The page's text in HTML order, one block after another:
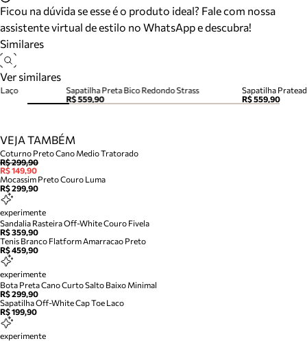
Ficou na dúvida se esse é o produto ideal? Fale com nossa
assistente virtual de estilo no WhatsApp e descubra!
Similares
Ver similares
Sapatilha Preta Bico Redondo Strass
R$ 559,90
Sapatilha
R$ 559,90
VEJA TAMBÉM
Coturno Preto Cano Medio Tratorado
R$ 299,90
R$ 149,90
Mocassim Preto Couro Luma
R$ 299,90
experimente
Sandalia Rasteira Off-White Couro Fivela
R$ 359,90
Tenis Branco Flatform Amarracao Preto
R$ 459,90
experimente
Bota Preta Cano Curto Salto Baixo Minimal
R$ 299,90
Sapatilha Off-White Cap Toe Laco
R$ 199,90
experimente